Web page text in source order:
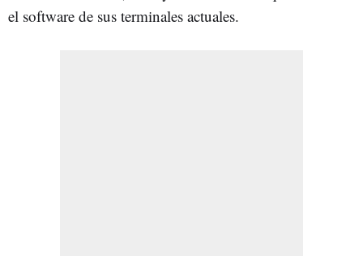
el software de sus terminales actuales.